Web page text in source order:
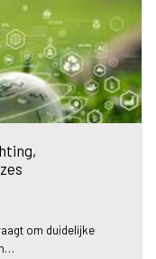
om duidelijke